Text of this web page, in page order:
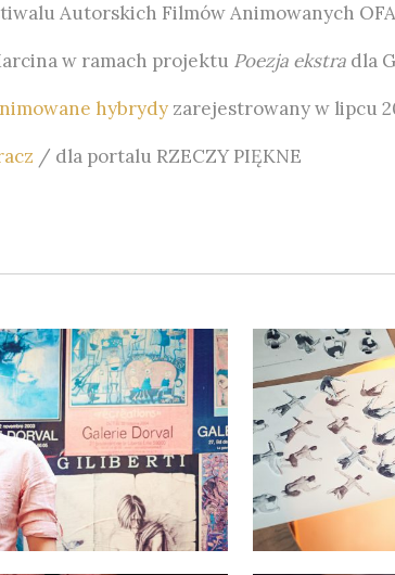
Autorskich Filmów Animowanych
w ramach projektu Poezja ekstra dla
hybrydy zarejestrowany w lipcu
/ dla portalu RZECZY PIĘKNE